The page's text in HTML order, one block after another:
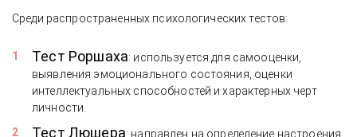
Среди распространенных психологических тестов:
Тест Роршаха: используется для самооценки,
выявления эмоционального состояния, оценки
интеллектуальных способностей и характерных черт
личности.
Тест Люшера: направлен на определение настроения,